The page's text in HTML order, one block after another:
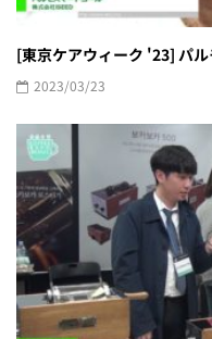
[東京ケアウィーク '23] パ
2023/03/23